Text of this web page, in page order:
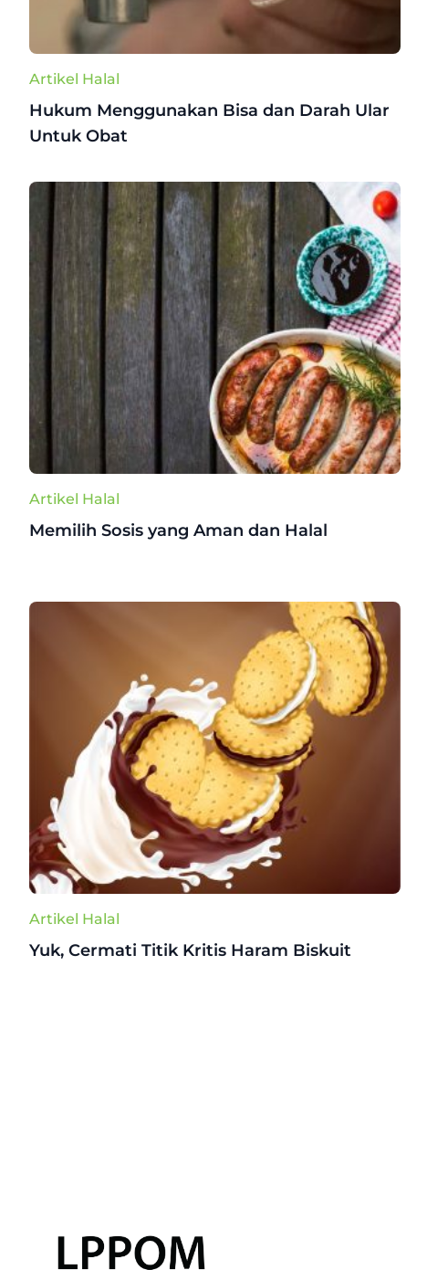
Artikel Halal
Hukum Menggunakan Bisa dan Darah Ular
Untuk Obat
Artikel Halal
Memilih Sosis yang Aman dan Halal
Artikel Halal
Yuk, Cermati Titik Kritis Haram Biskuit